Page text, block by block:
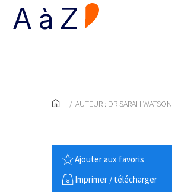
A à Z
AUTEUR : DR SARAH WATSON
Ajouter aux favoris
Imprimer / télécharger